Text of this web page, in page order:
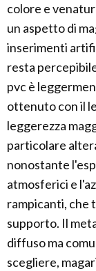
colore e
un aspetto di
inserimenti
resta
pvc è
ottenuto con il
leggerezza
particolare
nonostante
atmosferici e
rampicanti, che
supporto. Il
diffuso ma
scegliere,